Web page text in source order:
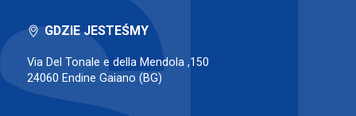
GDZIE JESTEŚMY
Via Del Tonale e della Mendola ,150
24060 Endine Gaiano (BG)